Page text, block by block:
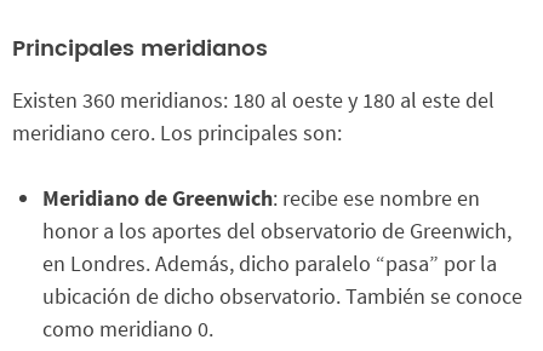
Principales meridianos
Existen 360 meridianos: 180 al oeste y 180 al este del
meridiano cero. Los principales son:
Meridiano de Greenwich: recibe ese nombre en
honor a los aportes del observatorio de Greenwich,
en Londres. Además, dicho paralelo “pasa” por la
ubicación de dicho observatorio. También se conoce
como meridiano 0.